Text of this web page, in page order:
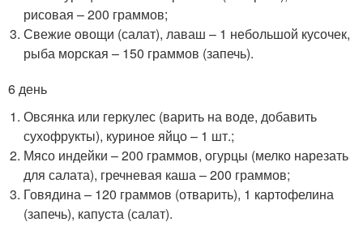
рисовая – 200 граммов;
Свежие овощи (салат), лаваш – 1 небольшой кусочек,
рыба морская – 150 граммов (запечь).
6 день
Овсянка или геркулес (варить на воде, добавить
сухофрукты), куриное яйцо – 1 шт.;
Мясо индейки – 200 граммов, огурцы (мелко нарезать
для салата), гречневая каша – 200 граммов;
Говядина – 120 граммов (отварить), 1 картофелина
(запечь), капуста (салат).